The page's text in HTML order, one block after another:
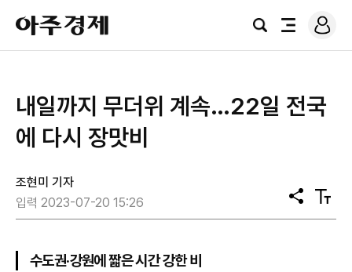
아
주
경
검
전
로
그
내일까지 무더위 계속…22일 전국
에 다시 장맛비
조현미 기자
입력 2023-07-20 15:26
공
유
텍
스
수도권·강원에 짧은 시간 강한 비